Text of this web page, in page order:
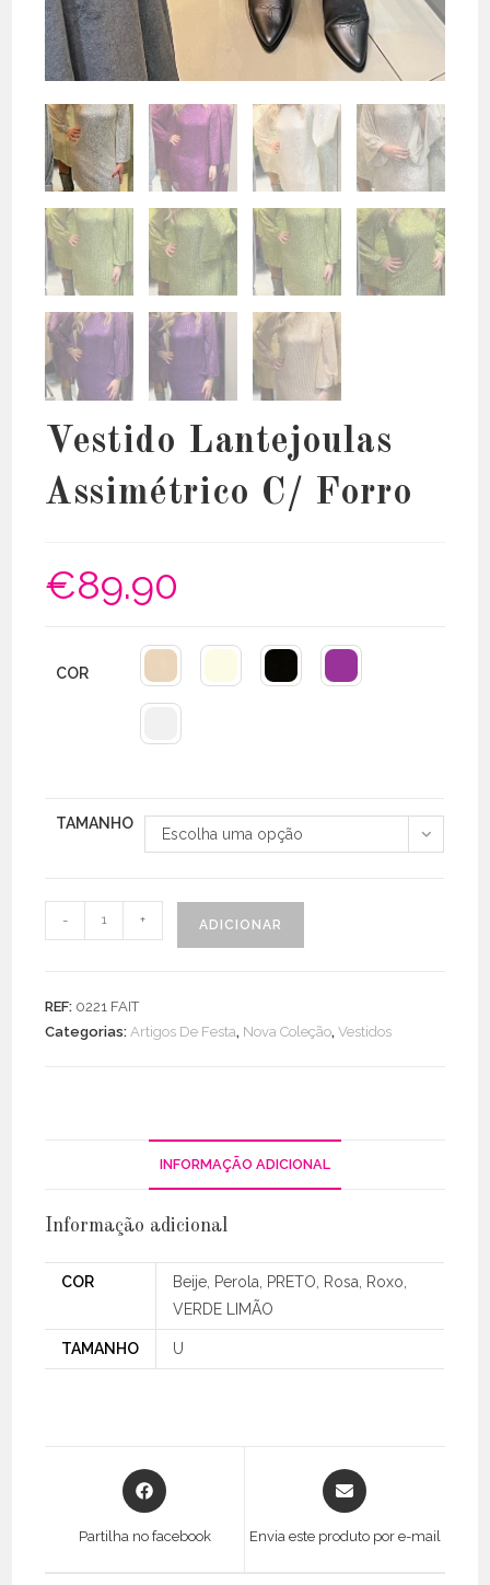
Vestido Lantejoulas
Assimétrico C/ Forro
€89.90
COR
TAMANHO
Escolha uma opção
Quantidade
de
Assimétrico
- + ADICIONAR
REF: 0221 FAIT
Categorias: Artigos De Festa, Nova Coleção,Vestidos
INFORMAÇÃO ADICIONAL
Informação adicional
COR
Beije, Perola, PRETO, Rosa, Roxo,
VERDE LIMÃO
TAMANHO U
Opens
in
Partilha no facebook
Opens
in
Envia este produto por e-mail